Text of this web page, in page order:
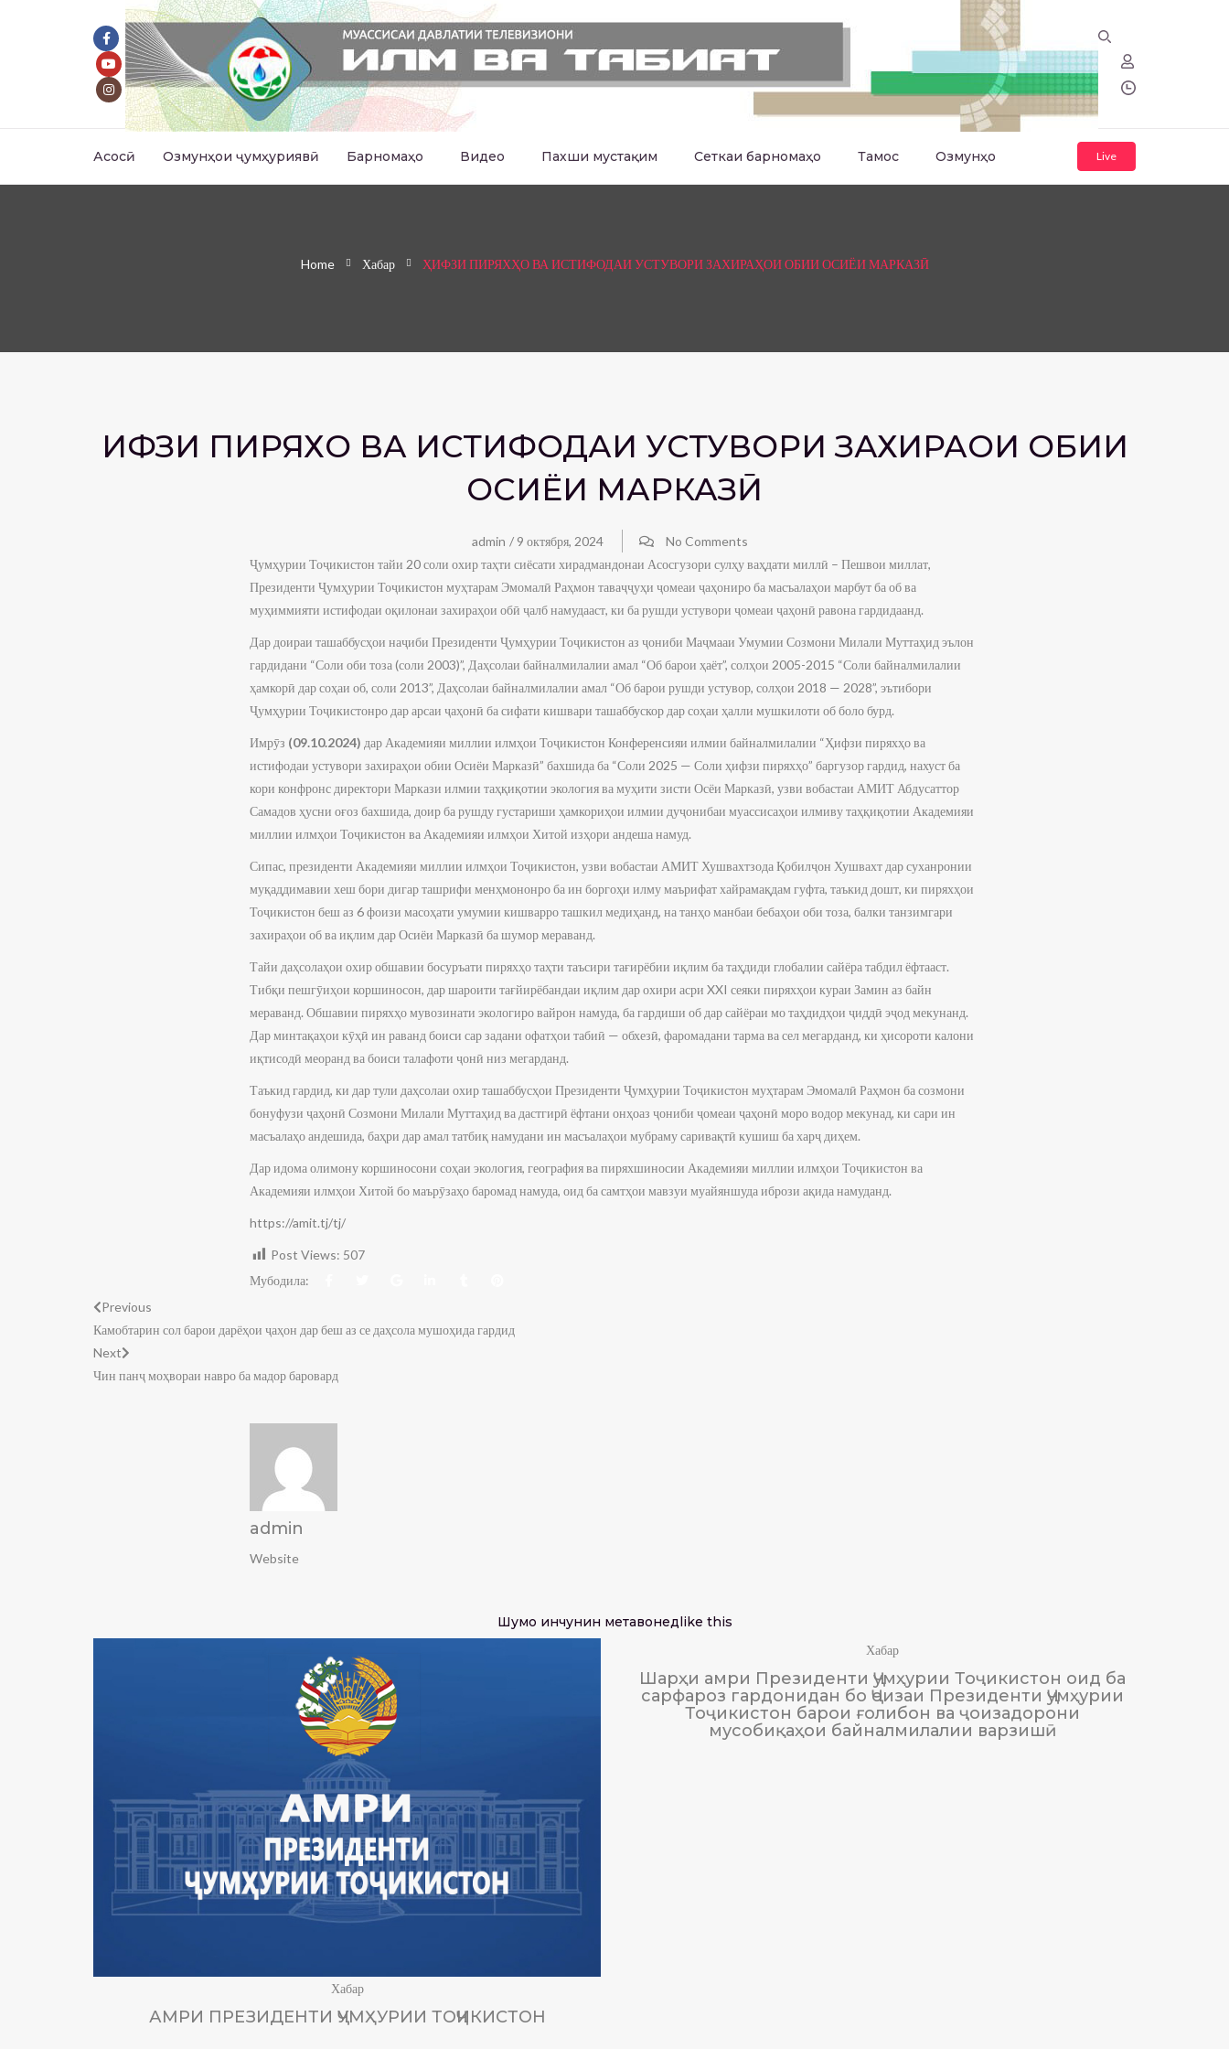
Асосӣ Озмунҳои ҷумҳуриявӣ Барномаҳо Видео Пахши мустақим Сеткаи барномаҳо Тамос Озмунҳо Live
Home Хабар ҲИФЗИ ПИРЯХҲО ВА ИСТИФОДАИ УСТУВОРИ ЗАХИРАҲОИ ОБИИ ОСИЁИ МАРКАЗӢ
ҲИФЗИ ПИРЯХҲО ВА ИСТИФОДАИ УСТУВОРИ ЗАХИРАҲОИ ОБИИ
ОСИЁИ МАРКАЗӢ
admin / 9 октября, 2024
No Comments
Ҷумҳурии Тоҷикистон тайи 20 соли охир таҳти сиёсати хирадмандонаи Асосгузори сулҳу ваҳдати миллӣ – Пешвои миллат,
Президенти Ҷумҳурии Тоҷикистон муҳтарам Эмомалӣ Раҳмон таваҷҷуҳи ҷомеаи ҷаҳониро ба масъалаҳои марбут ба об ва
муҳиммияти истифодаи оқилонаи захираҳои обӣ ҷалб намудааст, ки ба рушди устувори ҷомеаи ҷаҳонӣ равона гардидаанд.
Дар доираи ташаббусҳои наҷиби Президенти Ҷумҳурии Тоҷикистон аз ҷониби Маҷмааи Умумии Созмони Милали Муттаҳид эълон
гардидани “Соли оби тоза (соли 2003)”, Даҳсолаи байналмилалии амал “Об барои ҳаёт”, солҳои 2005-2015 “Соли байналмилалии
ҳамкорӣ дар соҳаи об, соли 2013”, Даҳсолаи байналмилалии амал “Об барои рушди устувор, солҳои 2018 — 2028”, эътибори
Ҷумҳурии Тоҷикистонро дар арсаи ҷаҳонӣ ба сифати кишвари ташаббускор дар соҳаи ҳалли мушкилоти об боло бурд.
Имрӯз (09.10.2024) дар Академияи миллии илмҳои Тоҷикистон Конференсияи илмии байналмилалии “Ҳифзи пиряхҳо ва
истифодаи устувори захираҳои обии Осиёи Марказӣ” бахшида ба “Соли 2025 — Соли ҳифзи пиряхҳо” баргузор гардид, нахуст ба
кори конфронс директори Маркази илмии таҳқиқотии экология ва муҳити зисти Осёи Марказӣ, узви вобастаи АМИТ Абдусаттор
Самадов ҳусни оғоз бахшида, доир ба рушду густариши ҳамкориҳои илмии дуҷонибаи муассисаҳои илмиву таҳқиқотии Академияи
миллии илмҳои Тоҷикистон ва Академияи илмҳои Хитой изҳори андеша намуд.
Сипас, президенти Академияи миллии илмҳои Тоҷикистон, узви вобастаи АМИТ Хушвахтзода Қобилҷон Хушвахт дар суханронии
муқаддимавии хеш бори дигар ташрифи менҳмононро ба ин боргоҳи илму маърифат хайрамақдам гуфта, таъкид дошт, ки пиряхҳои
Тоҷикистон беш аз 6 фоизи масоҳати умумии кишварро ташкил медиҳанд, на танҳо манбаи бебаҳои оби тоза, балки танзимгари
захираҳои об ва иқлим дар Осиёи Марказӣ ба шумор мераванд.
Тайи даҳсолаҳои охир обшавии босуръати пиряхҳо таҳти таъсири тағирёбии иқлим ба таҳдиди глобалии сайёра табдил ёфтааст.
Тибқи пешгӯиҳои коршиносон, дар шароити тағйирёбандаи иқлим дар охири асри XXI сеяки пиряхҳои кураи Замин аз байн
мераванд. Обшавии пиряхҳо мувозинати экологиро вайрон намуда, ба гардиши об дар сайёраи мо таҳдидҳои ҷиддӣ эҷод мекунанд.
Дар минтақаҳои кӯҳӣ ин раванд боиси сар задани офатҳои табиӣ — обхезӣ, фаромадани тарма ва сел мегарданд, ки ҳисороти калони
иқтисодӣ меоранд ва боиси талафоти ҷонӣ низ мегарданд.
Таъкид гардид, ки дар тули даҳсолаи охир ташаббусҳои Президенти Ҷумҳурии Тоҷикистон муҳтарам Эмомалӣ Раҳмон ба созмони
бонуфузи ҷаҳонӣ Созмони Милали Муттаҳид ва дастгирӣ ёфтани онҳоаз ҷониби ҷомеаи ҷаҳонӣ моро водор мекунад, ки сари ин
масъалаҳо андешида, баҳри дар амал татбиқ намудани ин масъалаҳои мубраму саривақтӣ кушиш ба харҷ диҳем.
Дар идома олимону коршиносони соҳаи экология, география ва пиряхшиносии Академияи миллии илмҳои Тоҷикистон ва
Академияи илмҳои Хитой бо маърӯзаҳо баромад намуда, оид ба самтҳои мавзуи муайяншуда ибрози ақида намуданд.
https://amit.tj/tj/
Post Views: 507
Мубодила:
Previous
Камобтарин сол барои дарёҳои ҷаҳон дар беш аз се даҳсола мушоҳида гардид
Next
Чин панҷ моҳвораи навро ба мадор баровард
admin
Website
Шумо инчунин метавонедlike this
Хабар
АМРИ ПРЕЗИДЕНТИ ҶУМҲУРИИ ТОҶИКИСТОН
Хабар
Шарҳи амри Президенти Ҷумҳурии Тоҷикистон оид ба
сарфароз гардонидан бо Ҷоизаи Президенти Ҷумҳурии
Тоҷикистон барои ғолибон ва ҷоизадорони
мусобиқаҳои байналмилалии варзишӣ